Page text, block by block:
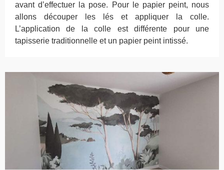
avant d’effectuer la pose. Pour le papier peint, nous
allons découper les lés et appliquer la colle.
L’application de la colle est différente pour une
tapisserie traditionnelle et un papier peint intissé.